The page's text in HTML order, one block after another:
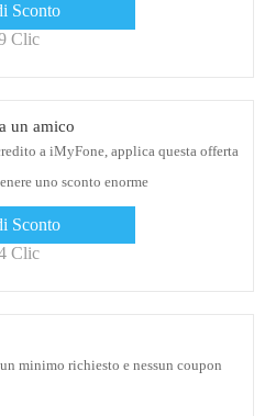
Sconto
Clic
un amico
a iMyFone, applica questa offerta
uno sconto enorme
Sconto
Clic
minimo richiesto e nessun coupon